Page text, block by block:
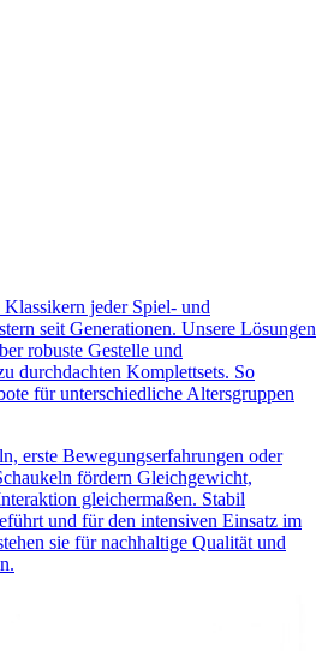
jeder Spiel- und
seit Generationen. Unsere Lösungen
robuste Gestelle und
durchdachten Komplettsets. So
für unterschiedliche Altersgruppen
erste Bewegungserfahrungen oder
fördern Gleichgewicht,
gleichermaßen. Stabil
und für den intensiven Einsatz im
sie für nachhaltige Qualität und